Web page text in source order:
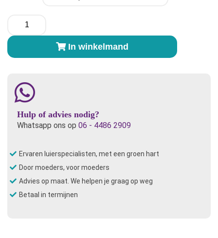
Disana
Wit
aantal
In winkelmand
Hulp of advies nodig?
Whatsapp ons op 06 - 4486 2909
Ervaren luierspecialisten, met een groen hart
Door moeders, voor moeders
Advies op maat. We helpen je graag op weg
Betaal in termijnen